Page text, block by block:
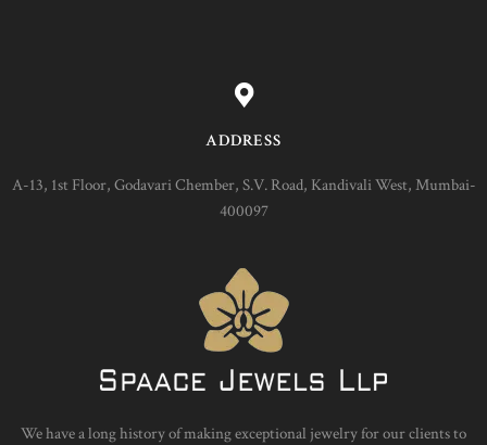
ADDRESS
A-13, 1st Floor, Godavari Chember, S.V. Road, Kandivali West, Mumbai-
400097
We have a long history of making exceptional jewelry for our clients to